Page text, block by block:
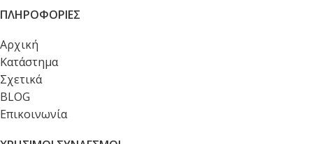
ΠΛΗΡΟΦΟΡΙΕΣ
Αρχική
Κατάστημα
Σχετικά
BLOG
Επικοινωνία